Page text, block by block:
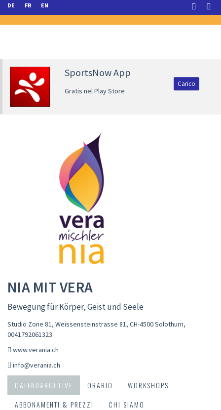
DE FR EN
SportsNow App
Gratis nel Play Store
Carico
NIA MIT VERA
Bewegung für Körper, Geist und Seele
Studio Zone 81, Weissensteinstrasse 81, CH-4500 Solothurn,
0041792061323
www.verania.ch
info@verania.ch
CALENDARIO LIVE ORARIO
WORKSHOPS
ABBONAMENTI & PREZZI
CHI SIAMO